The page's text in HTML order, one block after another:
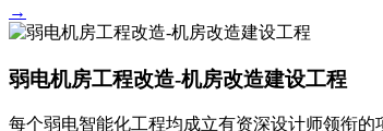
→
弱电机房工程改造-机房改造建设工程
每个弱电智能化工程均成立有资深设计师领衔